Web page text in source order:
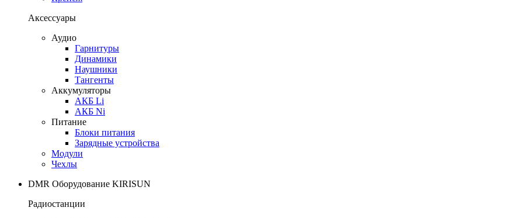
Аксессуары
Аудио
Гарнитуры
Динамики
Наушники
Тангенты
Аккумуляторы
АКБ Li
АКБ Ni
Питание
Блоки питания
Зарядные устройства
Модули
Чехлы
DMR Оборудование KIRISUN
Радиостанции